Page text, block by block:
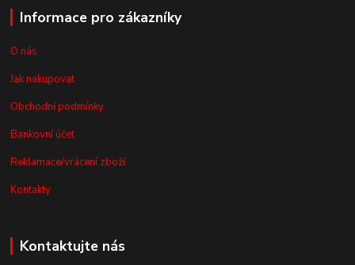
Informace pro zákazníky
O nás
Jak nakupovat
Obchodní podmínky
Bankovní účet
Reklamace/vrácení zboží
Kontakty
Kontaktujte nás